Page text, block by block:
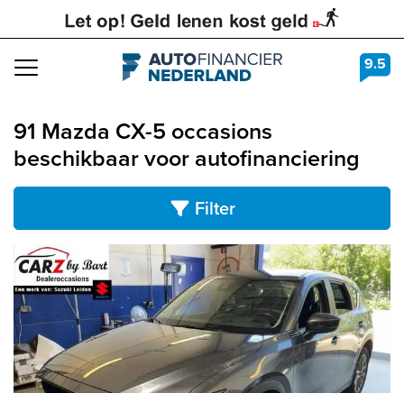
Navigation 9.5
91 Mazda CX-5 occasions
beschikbaar voor autofinanciering
Filter